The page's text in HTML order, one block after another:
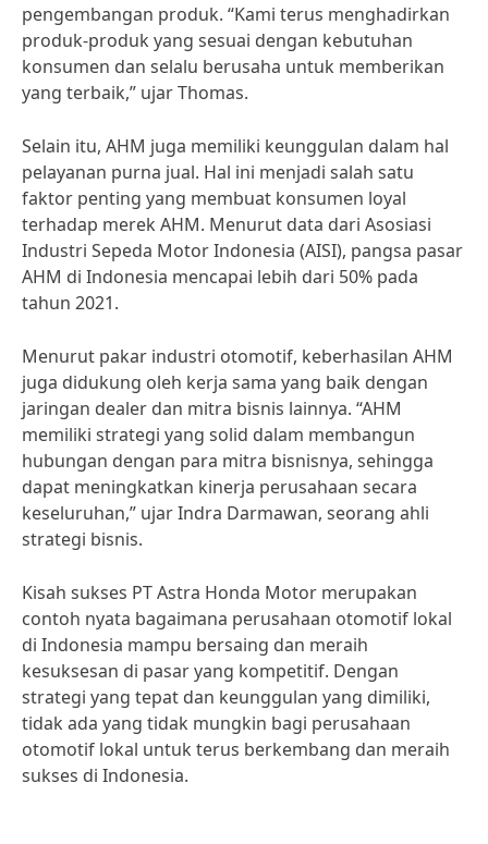
pengembangan produk. “Kami terus menghadirkan
produk-produk yang sesuai dengan kebutuhan
konsumen dan selalu berusaha untuk memberikan
yang terbaik,” ujar Thomas.
Selain itu, AHM juga memiliki keunggulan dalam hal
pelayanan purna jual. Hal ini menjadi salah satu
faktor penting yang membuat konsumen loyal
terhadap merek AHM. Menurut data dari Asosiasi
Industri Sepeda Motor Indonesia (AISI), pangsa pasar
AHM di Indonesia mencapai lebih dari 50% pada
tahun 2021.
Menurut pakar industri otomotif, keberhasilan AHM
juga didukung oleh kerja sama yang baik dengan
jaringan dealer dan mitra bisnis lainnya. “AHM
memiliki strategi yang solid dalam membangun
hubungan dengan para mitra bisnisnya, sehingga
dapat meningkatkan kinerja perusahaan secara
keseluruhan,” ujar Indra Darmawan, seorang ahli
strategi bisnis.
Kisah sukses PT Astra Honda Motor merupakan
contoh nyata bagaimana perusahaan otomotif lokal
di Indonesia mampu bersaing dan meraih
kesuksesan di pasar yang kompetitif. Dengan
strategi yang tepat dan keunggulan yang dimiliki,
tidak ada yang tidak mungkin bagi perusahaan
otomotif lokal untuk terus berkembang dan meraih
sukses di Indonesia.